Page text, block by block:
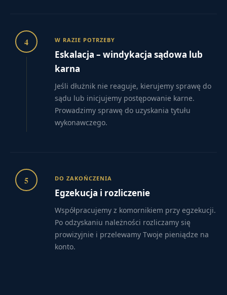
4 W RAZIE POTRZEBY
Eskalacja – windykacja sądowa lub
karna
Jeśli dłużnik nie reaguje, kierujemy sprawę do
sądu lub inicjujemy postępowanie karne.
Prowadzimy sprawę do uzyskania tytułu
wykonawczego.
5 DO ZAKOŃCZENIA
Egzekucja i rozliczenie
Współpracujemy z komornikiem przy egzekucji.
Po odzyskaniu należności rozliczamy się
prowizyjnie i przelewamy Twoje pieniądze na
konto.